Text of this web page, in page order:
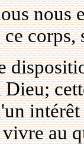
nous
au